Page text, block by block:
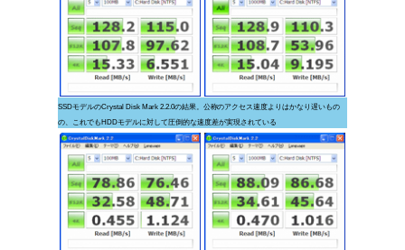
SSDモデルのCrystal Disk Mark 2.2.0の結果。公称のアクセス速度よりはかなり遅いもの
の、これでもHDDモデルに対して圧倒的な速度差が実現されている